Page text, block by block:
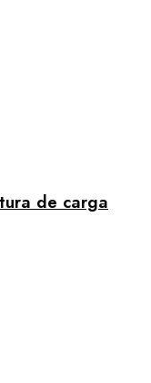
de carga